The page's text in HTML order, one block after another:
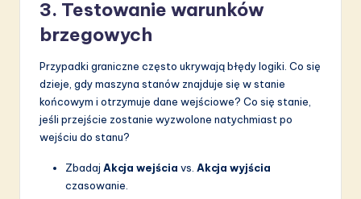
3. Testowanie warunków
brzegowych
Przypadki graniczne często ukrywają błędy logiki. Co się
dzieje, gdy maszyna stanów znajduje się w stanie
końcowym i otrzymuje dane wejściowe? Co się stanie,
jeśli przejście zostanie wyzwolone natychmiast po
wejściu do stanu?
Zbadaj Akcja wejścia vs. Akcja wyjścia
czasowanie.